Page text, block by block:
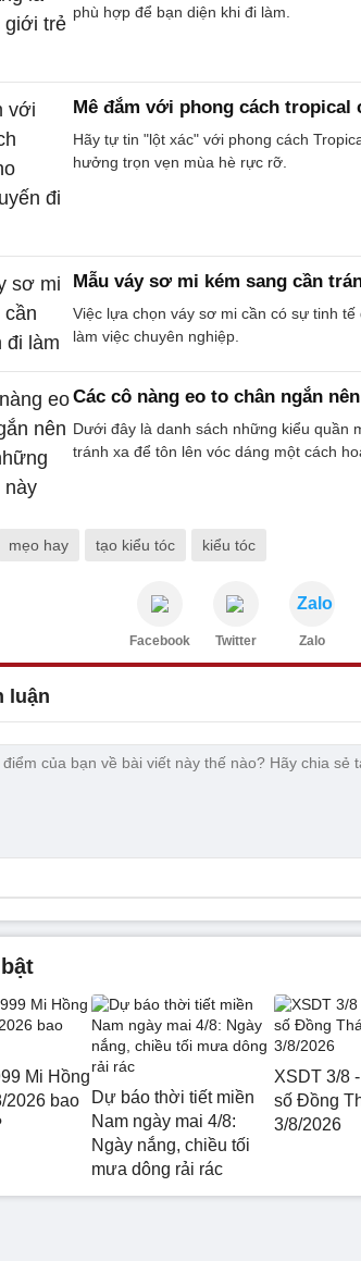
phù hợp để bạn diện khi đi làm.
Mê đắm với phong cách tropical
Hãy tự tin "lột xác" với phong cách
hưởng trọn vẹn mùa hè rực rỡ.
Mẫu váy sơ mi kém sang cần
Việc lựa chọn váy sơ mi cần có sự tinh
làm việc chuyên nghiệp.
Các cô nàng eo to chân ngắn
Dưới đây là danh sách những kiểu quần
tránh xa để tôn lên vóc dáng một cách
mẹo hay tạo kiểu tóc kiểu tóc
Facebook Twitter
Zalo
Zalo
luận
Mi Hồng
2026 bao
Dự báo thời tiết miền
Nam ngày mai 4/8:
Ngày nắng, chiều tối
mưa dông rải rác
XSDT 3/8
số Đồng
3/8/2026